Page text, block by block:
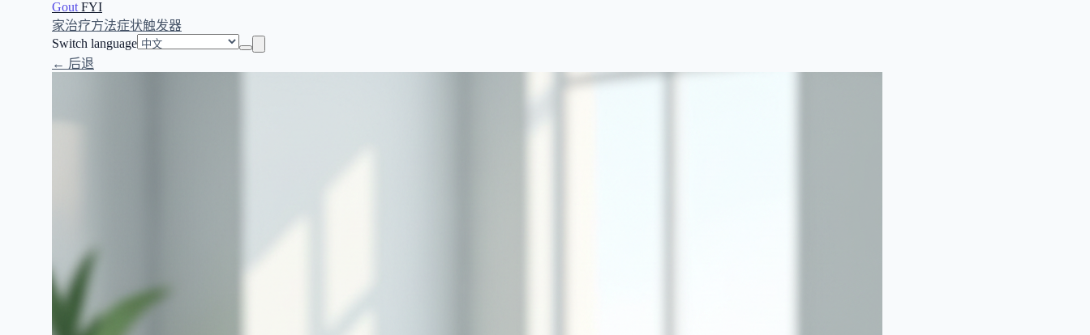
Gout FYI
家治疗方法症状触发器
Switch language
← 后退